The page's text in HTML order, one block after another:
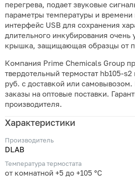
перегрева, подает звуковые
параметры температуры и времени
интерфейс USB для сохранения
длительного инкубирования очень
крышка, защищающая образцы от
Компания Prime Chemicals Group
твердотельный термостат hb105-
руб. с доставкой или
заказы на оптовые поставки.
производителя.
Характеристики
Производитель
DLAB
Температура термостата
от комнатной +5 до +105 °С